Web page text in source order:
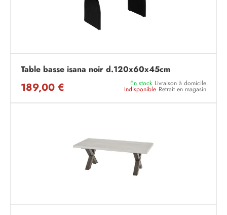
Table basse isana noir d.120x60x45cm
189,00 € En stock Livraison à domicile
Indisponible Retrait en magasin